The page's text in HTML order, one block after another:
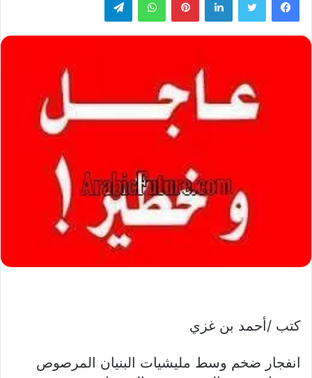
كتب /أحمد بن غزي
انفجار ضخم وسط مليشيات البنيان المرصوص